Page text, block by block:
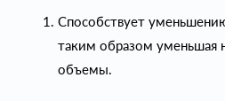
Способствует
таким образом уменьшая
объемы.